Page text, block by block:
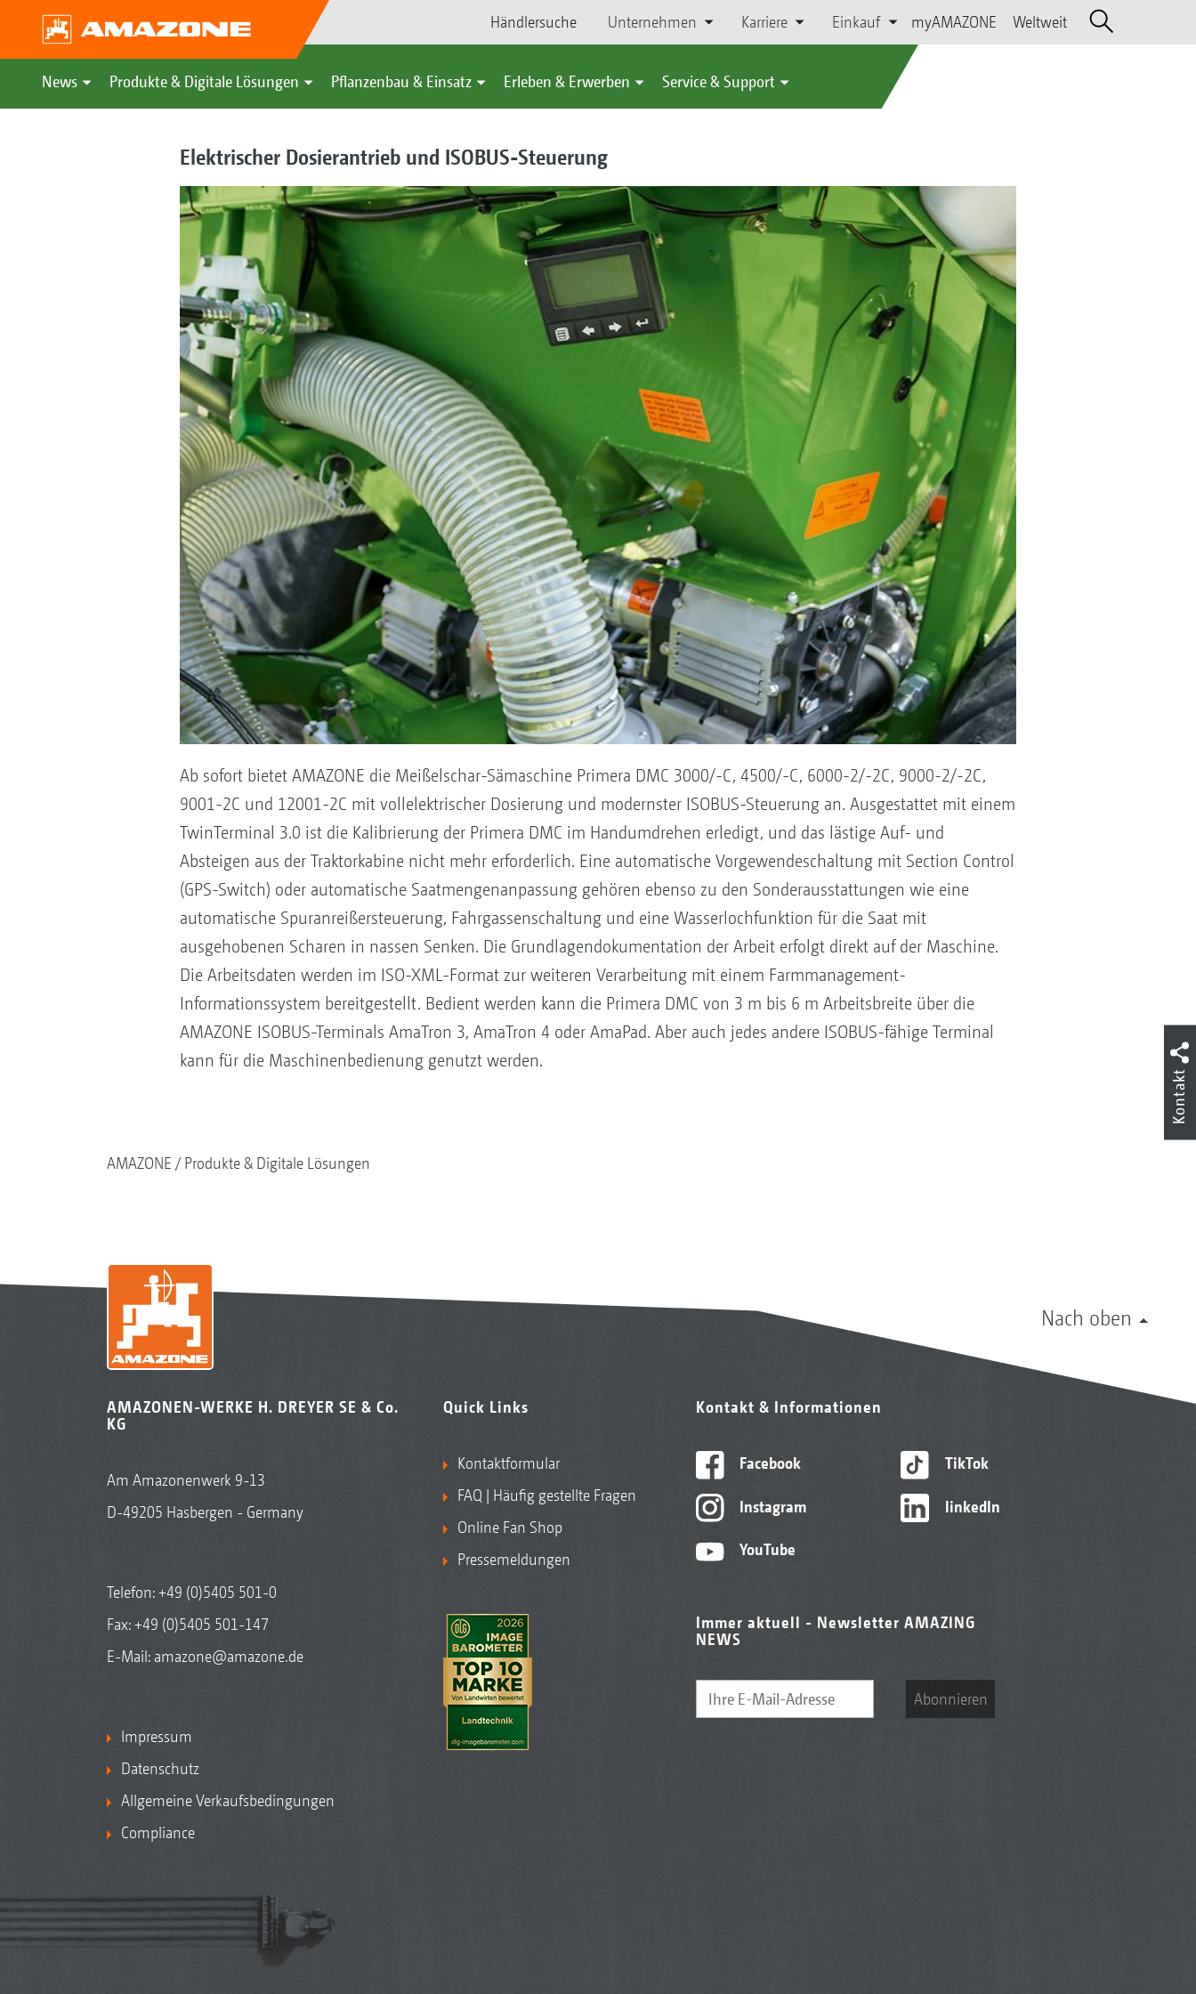
Händlersuche Unternehmen Karriere Einkauf myAMAZONE Weltweit
News Produkte & Digitale Lösungen Pflanzenbau & Einsatz Erleben & Erwerben Service & Support
Elektrischer Dosierantrieb und ISOBUS-Steuerung
Ab sofort bietet AMAZONE die Meißelschar-Sämaschine Primera DMC 3000/-C, 4500/-C, 6000-2/-2C, 9000-2/-2C,
9001-2C und 12001-2C mit vollelektrischer Dosierung und modernster ISOBUS-Steuerung an. Ausgestattet mit einem
TwinTerminal 3.0 ist die Kalibrierung der Primera DMC im Handumdrehen erledigt, und das lästige Auf- und
Absteigen aus der Traktorkabine nicht mehr erforderlich. Eine automatische Vorgewendeschaltung mit Section Control
(GPS-Switch) oder automatische Saatmengenanpassung gehören ebenso zu den Sonderausstattungen wie eine
automatische Spuranreißersteuerung, Fahrgassenschaltung und eine Wasserlochfunktion für die Saat mit
ausgehobenen Scharen in nassen Senken. Die Grundlagendokumentation der Arbeit erfolgt direkt auf der Maschine.
Die Arbeitsdaten werden im ISO-XML-Format zur weiteren Verarbeitung mit einem Farmmanagement-
Informationssystem bereitgestellt. Bedient werden kann die Primera DMC von 3 m bis 6 m Arbeitsbreite über die
AMAZONE ISOBUS-Terminals AmaTron 3, AmaTron 4 oder AmaPad. Aber auch jedes andere ISOBUS-fähige Terminal
kann für die Maschinenbedienung genutzt werden.
AMAZONE Produkte & Digitale Lösungen
Nach oben
AMAZONEN-WERKE H. DREYER SE & Co.
KG
Am Amazonenwerk 9-13
D-49205 Hasbergen - Germany
Telefon:+49 (0)5405 501-0
Fax: +49 (0)5405 501-147
E-Mail: amazone@amazone.de
Impressum
Datenschutz
Allgemeine Verkaufsbedingungen
Compliance
Quick Links
Kontaktformular
FAQ | Häufig gestellte Fragen
Online Fan Shop
Pressemeldungen
Kontakt & Informationen
Facebook
Instagram
YouTube
TikTok
linkedIn
Immer aktuell - Newsletter AMAZING
NEWS
Abonnieren
Kontakt